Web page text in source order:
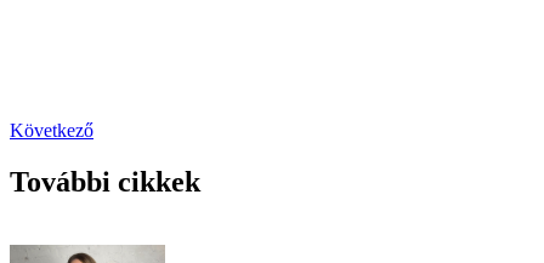
Következő
További cikkek